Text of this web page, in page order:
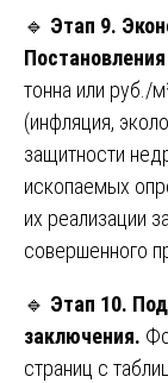
🔹 Этап 9.
тонна или руб./
(инфляция,
защитности
ископаемых
их реализации
совершенного
🔹 Этап 10.
заключения.
страниц с